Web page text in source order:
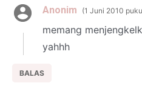
Anonim 1 Juni 2010
memang
yahhh
BALAS